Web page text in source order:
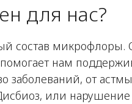
для нас?
состав
нам
заболеваний, от
или